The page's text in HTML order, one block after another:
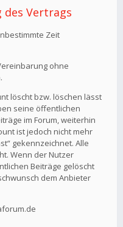
des Vertrags
Zeit
ohne
löscht bzw. löschen lässt
seine öffentlichen
im Forum, weiterhin
ist jedoch nicht mehr
gekennzeichnet. Alle
Wenn der Nutzer
Beiträge gelöscht
dem Anbieter